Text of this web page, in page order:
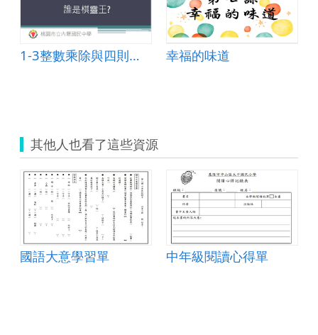
1-3整數乘除與四則運算、2-1因數與倍數 幸福的味道
其他人也看了這些資源
國語大意學習單 中年級閱讀心得單